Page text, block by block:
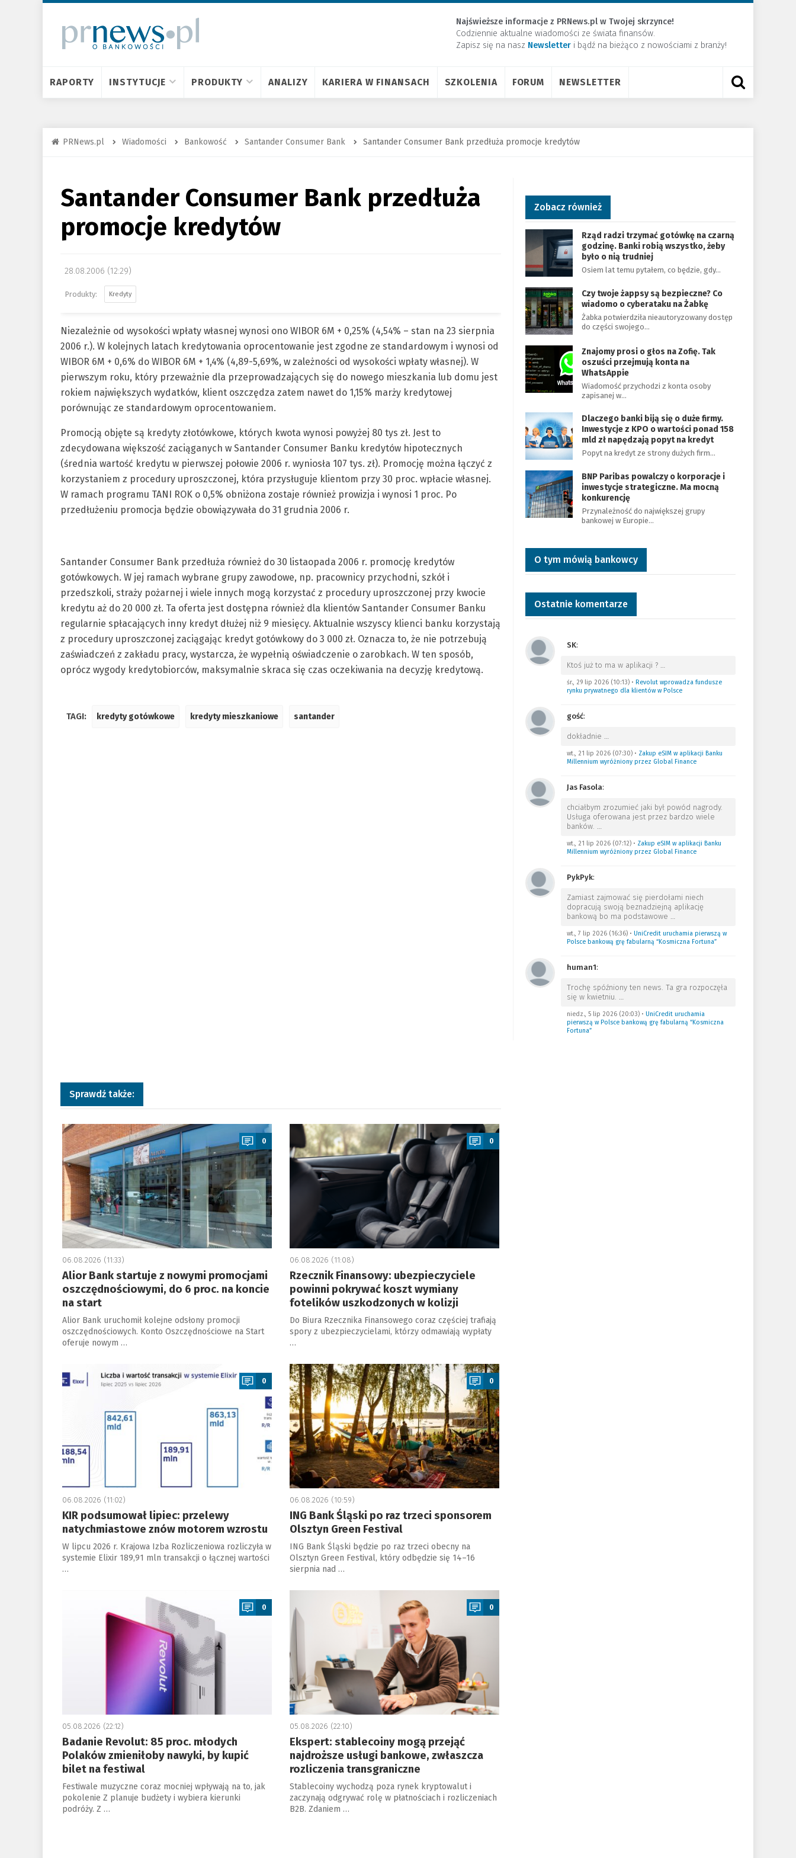
Najświeższe informacje z PRNews.pl w Twojej skrzynce!
Codziennie aktualne wiadomości ze świata finansów.
Zapisz się na nasz Newsletter ​i bądź na bieżąco z nowościami z branży!
RAPORTY INSTYTUCJE PRODUKTY ANALIZY KARIERA W FINANSACH SZKOLENIA FORUM NEWSLETTER
PRNews.pl Wiadomości Bankowość Santander Consumer Bank Santander Consumer Bank przedłuża promocje kredytów
Santander Consumer Bank przedłuża
promocje kredytów
28.08.2006 (12:29)
Kredyty
Niezależnie od wysokości wpłaty własnej wynosi ono WIBOR 6M + 0,25% (4,54% – stan na 23 sierpnia
2006 r.). W kolejnych latach kredytowania oprocentowanie jest zgodne ze standardowym i wynosi od
WIBOR 6M + 0,6% do WIBOR 6M + 1,4% (4,89-5,69%, w zależności od wysokości wpłaty własnej). W
pierwszym roku, który przeważnie dla przeprowadzających się do nowego mieszkania lub domu jest
rokiem największych wydatków, klient oszczędza zatem nawet do 1,15% marży kredytowej
porównując ze standardowym oprocentowaniem.
Promocją objęte są kredyty złotówkowe, których kwota wynosi powyżej 80 tys zł. Jest to
zdecydowana większość zaciąganych w Santander Consumer Banku kredytów hipotecznych
(średnia wartość kredytu w pierwszej połowie 2006 r. wyniosła 107 tys. zł). Promocję można łączyć z
korzystaniem z procedury uproszczonej, która przysługuje klientom przy 30 proc. wpłacie własnej.
W ramach programu TANI ROK o 0,5% obniżona zostaje również prowizja i wynosi 1 proc. Po
przedłużeniu promocja będzie obowiązywała do 31 grudnia 2006 r.
Santander Consumer Bank przedłuża również do 30 listaopada 2006 r. promocję kredytów
gotówkowych. W jej ramach wybrane grupy zawodowe, np. pracownicy przychodni, szkół i
przedszkoli, straży pożarnej i wiele innych mogą korzystać z procedury uproszczonej przy kwocie
kredytu aż do 20 000 zł. Ta oferta jest dostępna również dla klientów Santander Consumer Banku
regularnie spłacających inny kredyt dłużej niż 9 miesięcy. Aktualnie wszyscy klienci banku korzystają
z procedury uproszczonej zaciągając kredyt gotówkowy do 3 000 zł. Oznacza to, że nie potrzebują
zaświadczeń z zakładu pracy, wystarcza, że wypełnią oświadczenie o zarobkach. W ten sposób,
oprócz wygody kredytobiorców, maksymalnie skraca się czas oczekiwania na decyzję kredytową.
TAGI: kredyty gotówkowe kredyty mieszkaniowe santander
Sprawdź także:
a
0
06.08.2026 (11:33)
Alior Bank startuje z nowymi promocjami
oszczędnościowymi, do 6 proc. na koncie
na start
Alior Bank uruchomił kolejne odsłony promocji
oszczędnościowych. Konto Oszczędnościowe na Start
oferuje nowym …
a
0
06.08.2026 (11:08)
Rzecznik Finansowy: ubezpieczyciele
powinni pokrywać koszt wymiany
fotelików uszkodzonych w kolizji
Do Biura Rzecznika Finansowego coraz częściej trafiają
spory z ubezpieczycielami, którzy odmawiają wypłaty
…
0
06.08.2026 (11:02)
KIR podsumował lipiec: przelewy
natychmiastowe znów motorem wzrostu
W lipcu 2026 r. Krajowa Izba Rozliczeniowa rozliczyła w
systemie Elixir 189,91 mln transakcji o łącznej wartości
…
a
0
06.08.2026 (10:59)
ING Bank Śląski po raz trzeci sponsorem
Olsztyn Green Festival
ING Bank Śląski będzie po raz trzeci obecny na
Olsztyn Green Festival, który odbędzie się 14–16
sierpnia nad …
0
05.08.2026 (22:12)
Badanie Revolut: 85 proc. młodych
Polaków zmieniłoby nawyki, by kupić
bilet na festiwal
Festiwale muzyczne coraz mocniej wpływają na to, jak
pokolenie Z planuje budżety i wybiera kierunki
podróży. Z …
a
0
05.08.2026 (22:10)
Ekspert: stablecoiny mogą przejąć
najdroższe usługi bankowe, zwłaszcza
rozliczenia transgraniczne
Stablecoiny wychodzą poza rynek kryptowalut i
zaczynają odgrywać rolę w płatnościach i rozliczeniach
B2B. Zdaniem …
Zobacz również
Rząd radzi trzymać gotówkę na czarną
godzinę. Banki robią wszystko, żeby
było o nią trudniej
Osiem lat temu pytałem, co będzie, gdy…
Czy twoje żappsy są bezpieczne? Co
wiadomo o cyberataku na Żabkę
Żabka potwierdziła nieautoryzowany dostęp
do części swojego…
Znajomy prosi o głos na Zofię. Tak
oszuści przejmują konta na
WhatsAppie
Wiadomość przychodzi z konta osoby
zapisanej w…
Dlaczego banki biją się o duże firmy.
Inwestycje z KPO o wartości ponad 158
mld zł napędzają popyt na kredyt
Popyt na kredyt ze strony dużych firm…
BNP Paribas powalczy o korporacje i
inwestycje strategiczne. Ma mocną
konkurencję
Przynależność do największej grupy
bankowej w Europie…
O tym mówią bankowcy
Ostatnie komentarze
SK:
Ktoś już to ma w aplikacji ? …
śr., 29 lip 2026 (10:13)• Revolut wprowadza fundusze
rynku prywatnego dla klientów w Polsce
gość:
dokładnie …
wt., 21 lip 2026 (07:30)• Zakup eSIM w aplikacji Banku
Millennium wyróżniony przez Global Finance
Jas Fasola:
chciałbym zrozumieć jaki był powód nagrody.
Usługa oferowana jest przez bardzo wiele
banków. …
wt., 21 lip 2026 (07:12)• Zakup eSIM w aplikacji Banku
Millennium wyróżniony przez Global Finance
PykPyk:
Zamiast zajmować się pierdołami niech
dopracują swoją beznadziejną aplikację
bankową bo ma podstawowe …
wt., 7 lip 2026 (16:36)• UniCredit uruchamia pierwszą w
Polsce bankową grę fabularną “Kosmiczna Fortuna”
human1:
Trochę spóźniony ten news. Ta gra rozpoczęła
się w kwietniu. …
niedz., 5 lip 2026 (20:03)• UniCredit uruchamia
pierwszą w Polsce bankową grę fabularną “Kosmiczna
Fortuna”